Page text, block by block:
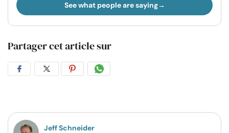
See what people are saying
Partager cet article sur
PartagerPartagerPartagerPartager
Jeff Schneider